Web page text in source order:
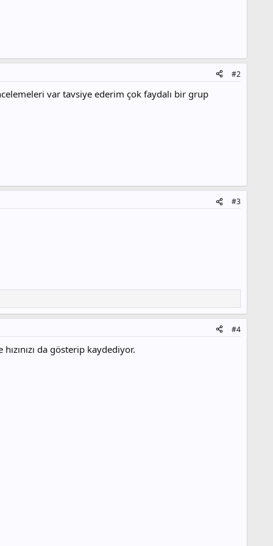
#2
var tavsiye ederim çok faydalı bir grup
#3
#4
da gösterip kaydediyor.